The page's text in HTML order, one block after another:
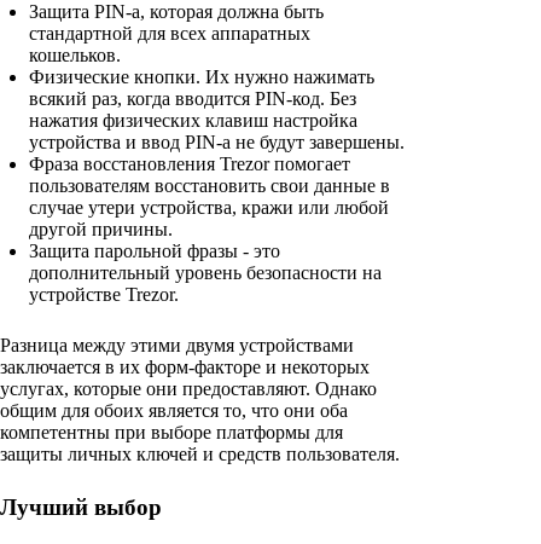
Защита PIN-a, которая должна быть
стандартной для всех аппаратных
кошельков.
Физические кнопки. Их нужно нажимать
всякий раз, когда вводится PIN-код. Без
нажатия физических клавиш настройка
устройства и ввод PIN-а не будут завершены.
Фраза восстановления Trezor помогает
пользователям восстановить свои данные в
случае утери устройства, кражи или любой
другой причины.
Защита парольной фразы - это
дополнительный уровень безопасности на
устройстве Trezor.
Разница между этими двумя устройствами
заключается в их форм-факторе и некоторых
услугах, которые они предоставляют. Однако
общим для обоих является то, что они оба
компетентны при выборе платформы для
защиты личных ключей и средств пользователя.
Лучший выбор